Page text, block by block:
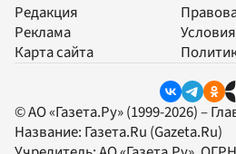
Редакция
Реклама
Карта сайта
© АО «Газета.Ру» (1999-2026) –
Название: Газета.Ru (Gazeta.Ru)